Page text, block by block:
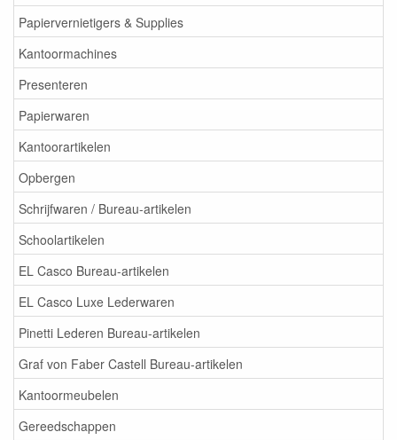
Papiervernietigers & Supplies
Kantoormachines
Presenteren
Papierwaren
Kantoorartikelen
Opbergen
Schrijfwaren / Bureau-artikelen
Schoolartikelen
EL Casco Bureau-artikelen
EL Casco Luxe Lederwaren
Pinetti Lederen Bureau-artikelen
Graf von Faber Castell Bureau-artikelen
Kantoormeubelen
Gereedschappen